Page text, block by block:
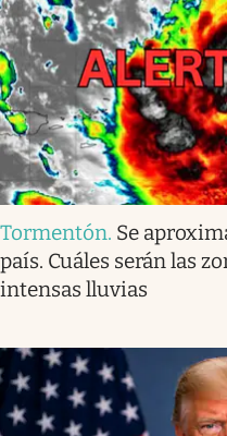
Tormentón. Se
país. Cuáles serán las
intensas lluvias